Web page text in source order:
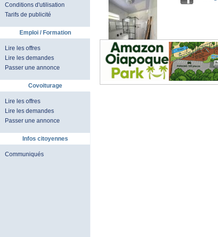
Conditions d'utilisation
Tarifs de publicité
Emploi / Formation
Lire les offres
Lire les demandes
Passer une annonce
Covoiturage
Lire les offres
Lire les demandes
Passer une annonce
Infos citoyennes
Communiqués